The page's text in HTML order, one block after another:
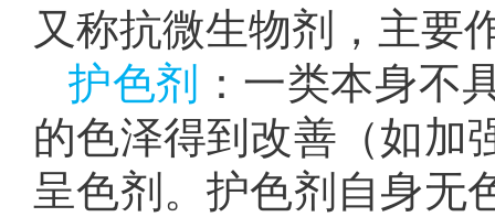
又称抗微生物剂，主要
护色剂
：一类本身不
的色泽得到改善（如加
呈色剂。护色剂自身无